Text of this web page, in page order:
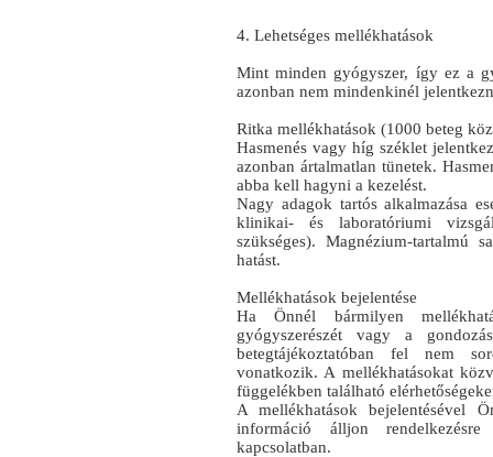
4. Lehetséges mellékhatások
Mint minden gyógyszer, így ez a
azonban nem mindenkinél
Ritka mellékhatások (1000 beteg
Hasmenés vagy híg széklet
azonban ártalmatlan tünetek.
abba kell hagyni a kezelést.
Nagy adagok tartós alkalmazása
klinikai- és laboratóriumi
szükséges). Magnézium-tartalmú
hatást.
Mellékhatások bejelentése
Ha Önnél bármilyen
gyógyszerészét vagy a
betegtájékoztatóban fel nem
vonatkozik. A mellékhatásokat
függelékben található
A mellékhatások bejelentésével
információ álljon
kapcsolatban.